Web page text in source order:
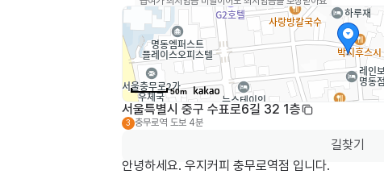
50m
서울특별시 중구 수표로6길 32 1층
3 충무로역 도보 4분
길찾기
안녕하세요. 우지커피 충무로역점 입니다.